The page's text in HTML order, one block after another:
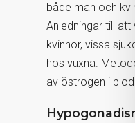
både män och
Anledningar till
kvinnor, vissa
hos vuxna.
av östrogen i